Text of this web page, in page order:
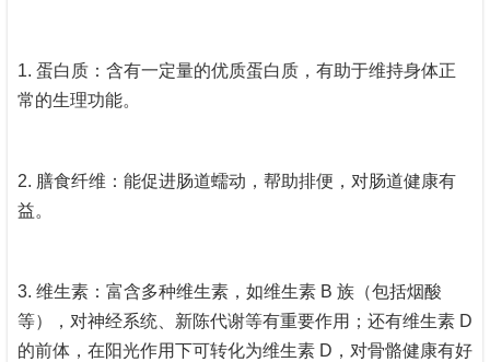
1. 蛋白质：含有一定量的优质蛋白质，有助于维持身体正
常的生理功能。
2. 膳食纤维：能促进肠道蠕动，帮助排便，对肠道健康有
益。
3. 维生素：富含多种维生素，如维生素 B 族（包括烟酸
等），对神经系统、新陈代谢等有重要作用；还有维生素 D
的前体，在阳光作用下可转化为维生素 D，对骨骼健康有好